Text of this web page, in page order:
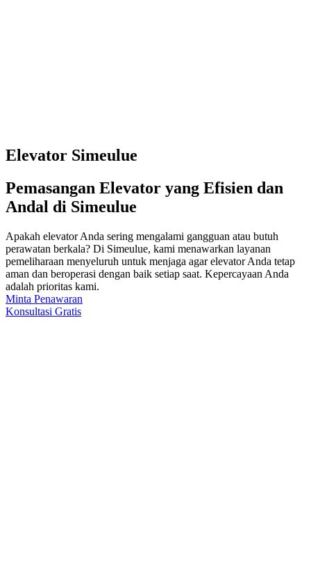
Elevator Simeulue
Pemasangan Elevator yang Efisien dan
Andal di Simeulue
Apakah elevator Anda sering mengalami gangguan atau butuh
perawatan berkala? Di Simeulue, kami menawarkan layanan
pemeliharaan menyeluruh untuk menjaga agar elevator Anda tetap
aman dan beroperasi dengan baik setiap saat. Kepercayaan Anda
adalah prioritas kami.
Minta Penawaran
Konsultasi Gratis